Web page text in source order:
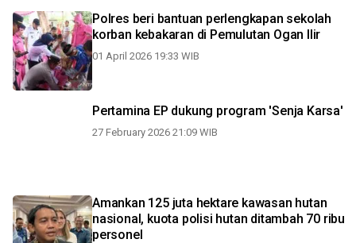
Polres beri bantuan perlengkapan sekolah
korban kebakaran di Pemulutan Ogan Ilir
01 April 2026 19:33 WIB
Pertamina EP dukung program 'Senja Karsa'
27 February 2026 21:09 WIB
Amankan 125 juta hektare kawasan hutan
nasional, kuota polisi hutan ditambah 70 ribu
personel